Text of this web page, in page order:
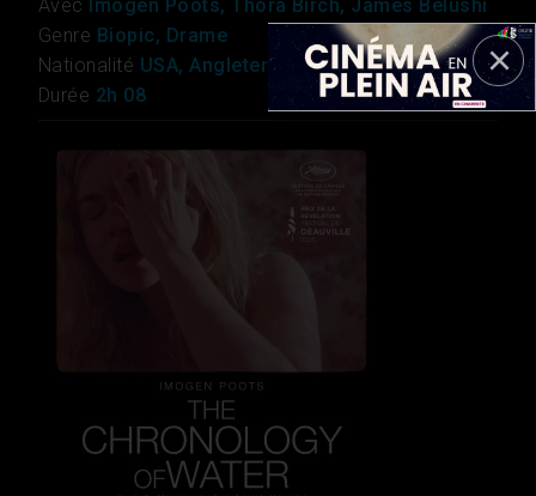
Avec
Imogen Poots, Thora Birch, James Belushi
Genre Biopic, Drame
Nationalité USA, Angleterre, France, Lettonie
Durée 2h 08